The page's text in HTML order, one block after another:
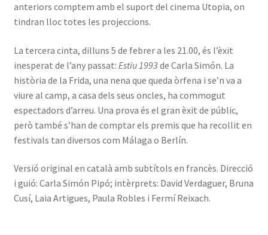
anteriors comptem amb el suport del cinema Utopia, on
tindran lloc totes les projeccions.
La tercera cinta, dilluns 5 de febrer a les 21.00, és l’èxit
inesperat de l’any passat: Estiu 1993de Carla Simón. La
història de la Frida, una nena que queda òrfena i se’n va a
viure al camp, a casa dels seus oncles, ha commogut
espectadors d’arreu. Una prova és el gran èxit de públic,
però també s’han de comptar els premis que ha recollit en
festivals tan diversos com Málaga o Berlín.
Versió original en català amb subtítols en francès. Direcció
i guió: Carla Simón Pipó; intèrprets: David Verdaguer, Bruna
Cusí, Laia Artigues, Paula Robles i Fermí Reixach.